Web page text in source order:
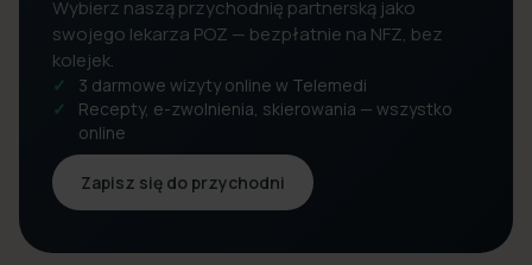
Wybierz naszą przychodnię partnerską jako
swojego lekarza POZ — bezpłatnie na NFZ, bez
kolejek.
3 darmowe wizyty online w Telemedi
Recepty, e-zwolnienia, skierowania — wszystko
online
Zapisz się do przychodni